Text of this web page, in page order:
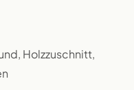
Holzzuschnitt,